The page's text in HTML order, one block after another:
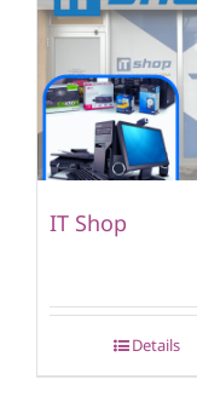
IT Shop
Details